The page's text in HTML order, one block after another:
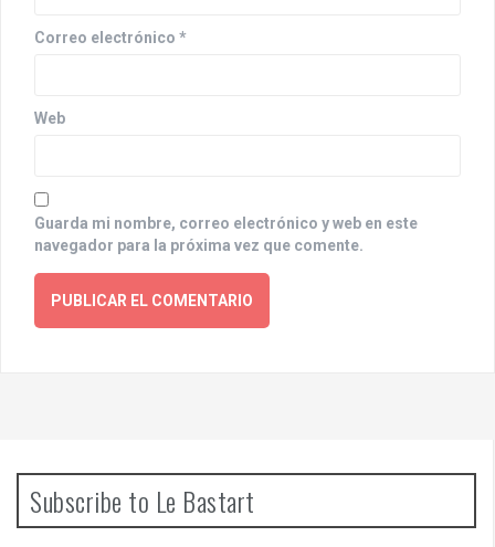
Correo electrónico *
Web
Guarda mi nombre, correo electrónico y web en este
navegador para la próxima vez que comente.
Subscribe to Le Bastart